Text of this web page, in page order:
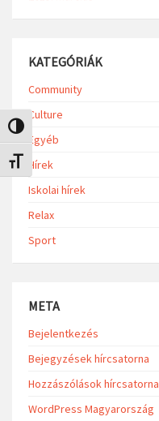
Nagy kontraszt váltása
Betűméret váltása
KATEGÓRIÁK
Community
Culture
Egyéb
Hírek
Iskolai hírek
Relax
Sport
META
Bejelentkezés
Bejegyzések hírcsatorna
Hozzászólások hírcsatorna
WordPress Magyarország